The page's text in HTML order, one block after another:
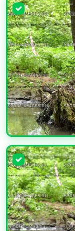
УВЕЛИЧИТЬ